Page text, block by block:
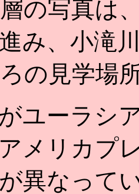
の写真は
み、小滝
の見学場
ユーラシ
メリカプ
異なって